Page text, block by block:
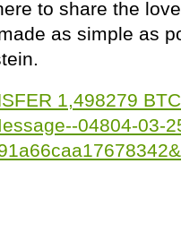
to share the
as simple as
1,498279
04804-03-